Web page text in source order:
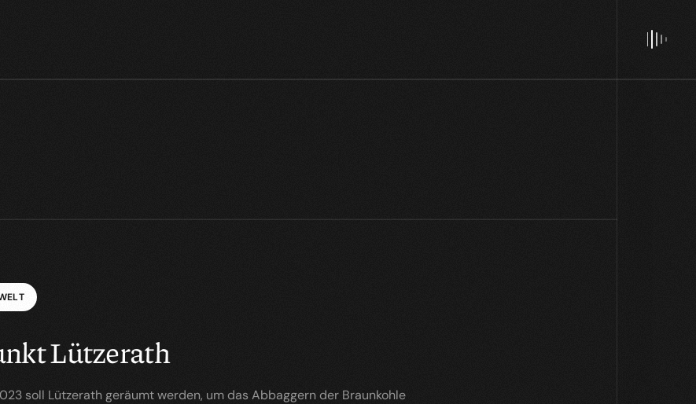
ELT
Lützerath
soll Lützerath geräumt werden, um das Abbaggern der Braunkohle